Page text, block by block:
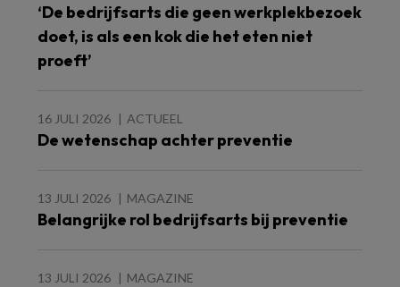
‘De bedrijfsarts die geen werkplekbezoek
doet, is als een kok die het eten niet
proeft’
16 JULI 2026 ACTUEEL
De wetenschap achter preventie
13 JULI 2026 MAGAZINE
Belangrijke rol bedrijfsarts bij preventie
13 JULI 2026 MAGAZINE